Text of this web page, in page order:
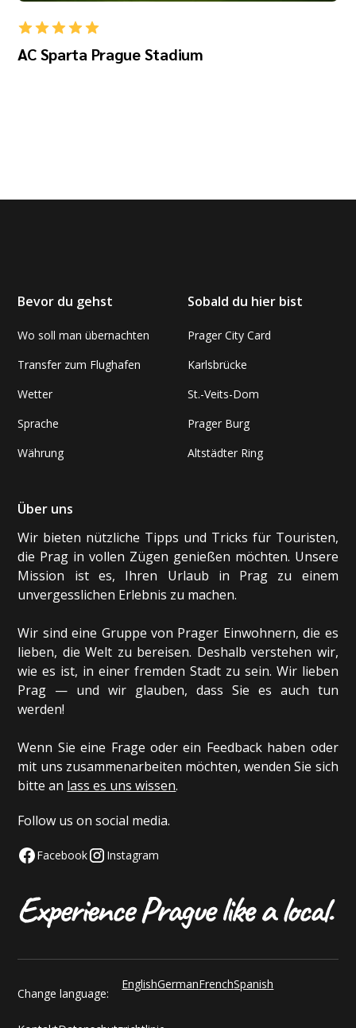
AC Sparta Prague Stadium
Bevor du gehst
Wo soll man übernachten
Transfer zum Flughafen
Wetter
Sprache
Währung
Sobald du hier bist
Prager City Card
Karlsbrücke
St.-Veits-Dom
Prager Burg
Altstädter Ring
Über uns
Wir bieten nützliche Tipps und Tricks für Touristen,
die Prag in vollen Zügen genießen möchten. Unsere
Mission ist es, Ihren Urlaub in Prag zu einem
unvergesslichen Erlebnis zu machen.
Wir sind eine Gruppe von Prager Einwohnern, die es
lieben, die Welt zu bereisen. Deshalb verstehen wir,
wie es ist, in einer fremden Stadt zu sein. Wir lieben
Prag — und wir glauben, dass Sie es auch tun
werden!
Wenn Sie eine Frage oder ein Feedback haben oder
mit uns zusammenarbeiten möchten, wenden Sie sich
bitte an lass es uns wissen.
Follow us on social media.
Facebook Instagram
Change language:
EnglishGermanFrenchSpanish